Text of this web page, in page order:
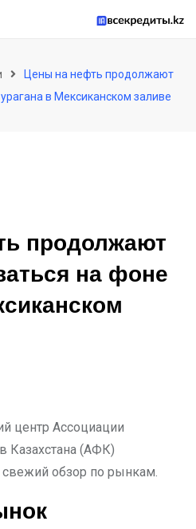
Цены на нефть продолжают
в Мексиканском заливе
продолжают
на фоне
Казахстана (АФК)
свежий обзор по рынкам.